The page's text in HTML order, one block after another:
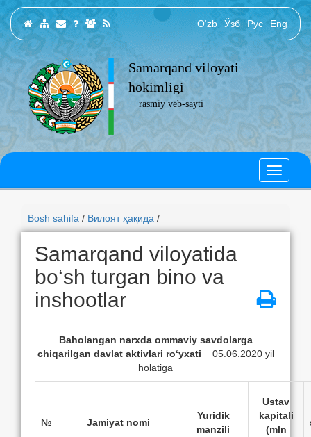
O‘zb Ўзб Рус Eng
Samarqand viloyati
hokimligi
rasmiy veb-sayti
Bosh sahifa / Вилоят ҳақида /
Samarqand viloyatida
bo‘sh turgan bino va
inshootlar
Baholangan narxda ommaviy savdolarga
chiqarilgan davlat aktivlari ro‘yxati 05.06.2020 yil
holatiga
№ Jamiyat nomi
Yuridik
manzili
Ustav
kapitali
(mln